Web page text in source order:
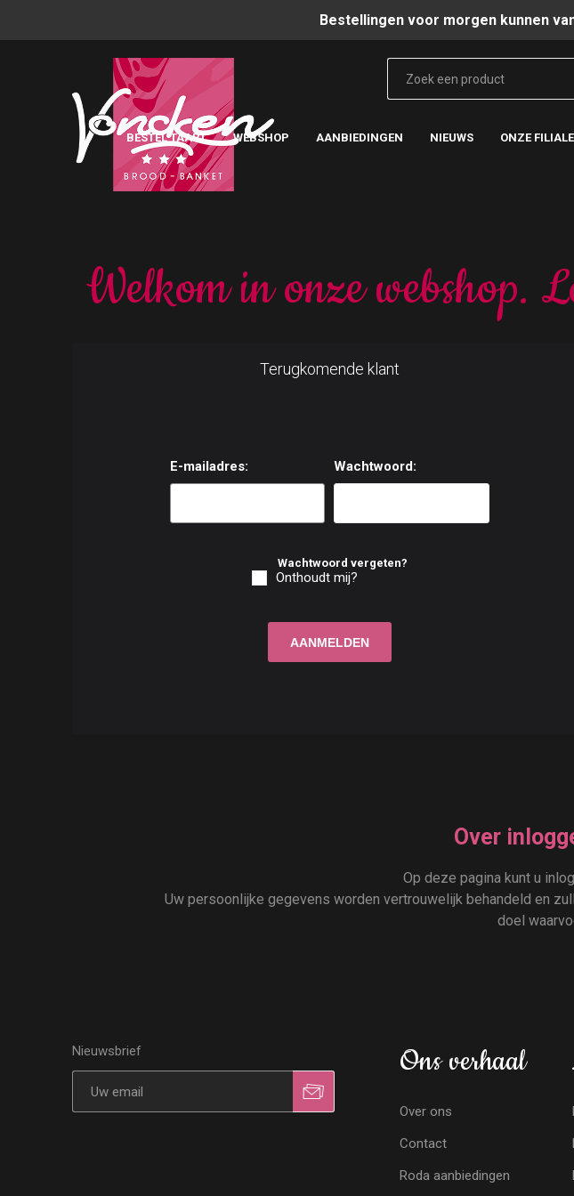
Bestellingen voor morgen kunnen
BESTEL TAART WEBSHOP AANBIEDINGEN NIEUWS ONZE
Welkom in onze webshop.
Terugkomende klant
E-mailadres: Wachtwoord:
Wachtwoord vergeten?
Onthoudt mij?
Over
Op deze pagina kunt u
Uw persoonlijke gegevens worden vertrouwelijk behandeld en
doel
Nieuwsbrief Ons verhaal
Over ons
Contact
Roda aanbiedingen